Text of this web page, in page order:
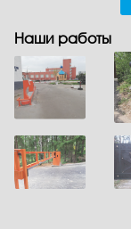
Наши работы